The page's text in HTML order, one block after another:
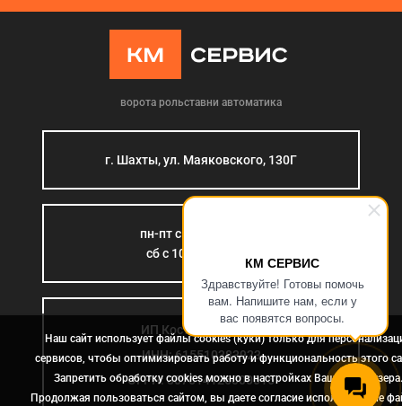
КМ СЕРВИС
Здравствуйте! Готовы помочь
вам. Напишите нам, если у
вас появятся вопросы.
ворота рольставни автоматика
г. Шахты, ул. Маяковского, 130Г
пн-пт с 9:00 до 18:00
сб с 10:00 до 15:00
ИП Костромина Л.Б.
ИНН: 615510383923
ОГРН: 307614126000015
Наш сайт использует файлы cookies (куки) только для
сервисов, чтобы оптимизировать работу и функциональность этого
Запретить обработку cookies можно в настройках Вашего браузера.
Продолжая пользоваться сайтом, вы даете согласие использование